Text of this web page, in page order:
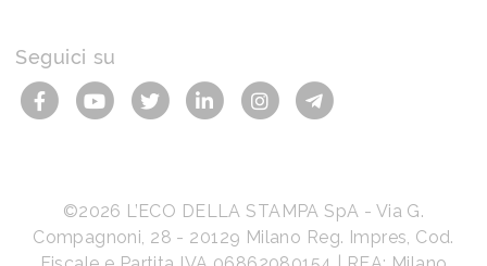
Seguici su
©2026 L’ECO DELLA STAMPA SpA - Via G.
Compagnoni, 28 - 20129 Milano Reg. Impres, Cod.